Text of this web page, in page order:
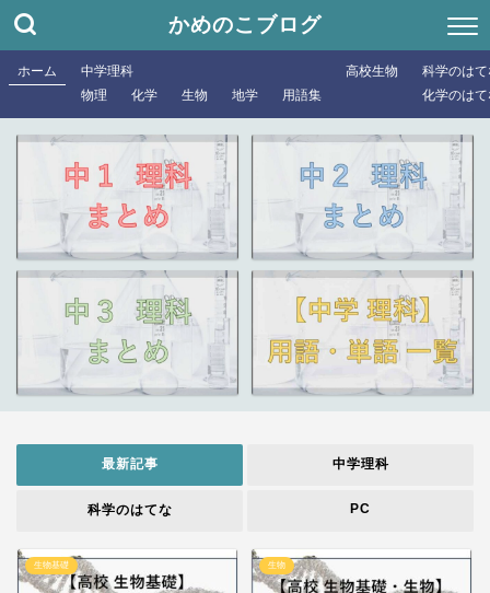
かめのこブログ
ホーム
中学理科
物理
化学 生物 地学 用語集
高校生物
科学のは
化学のは
最新記事 中学理科
科学のはてな PC
生物基礎 生物